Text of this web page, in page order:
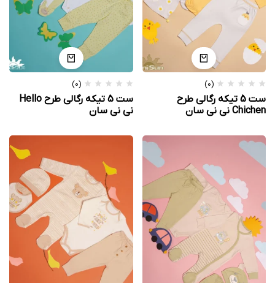
(0)
ست 5 تیکه رگالی طرح
Chichen نی نی سان
(0)
ست 5 تیکه رگالی طرح Hello
نی نی سان